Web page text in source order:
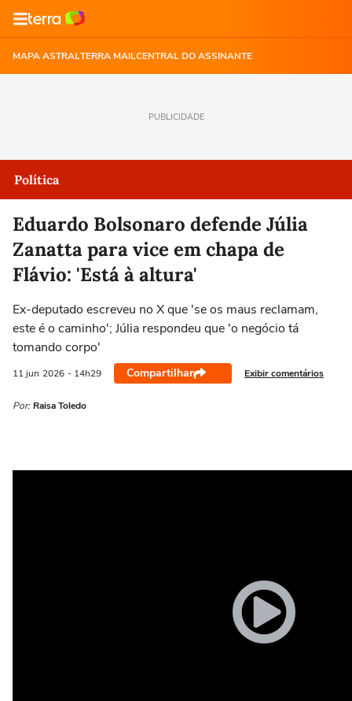
MAPA ASTRALTERRA MAILCENTRAL DO ASSINANTE
PUBLICIDADE
Política
Eduardo Bolsonaro defende Júlia
Zanatta para vice em chapa de
Flávio: 'Está à altura'
Ex-deputado escreveu no X que 'se os maus reclamam,
este é o caminho'; Júlia respondeu que 'o negócio tá
tomando corpo'
11 jun 2026 - 14h29 Compartilhar Exibir comentários
Por: Raisa Toledo